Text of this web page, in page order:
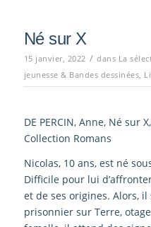
Né sur X
15 janvier, 2022 / dans La
jeunesse & Bandes dessinées,
DE PERCIN, Anne, Né sur
Collection Romans
Nicolas, 10 ans, est né
Difficile pour lui
et de ses origines. Alors, il
prisonnier sur Terre,